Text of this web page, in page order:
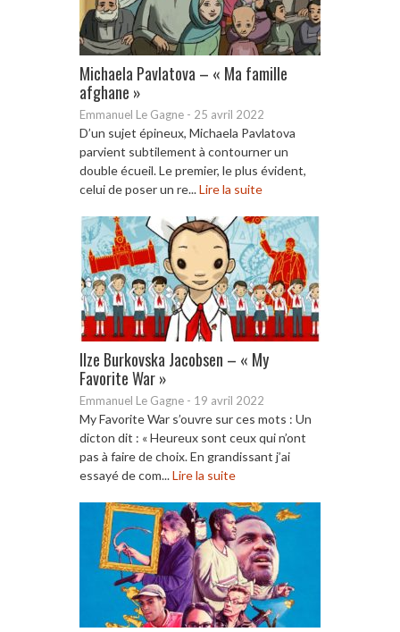
Michaela Pavlatova – « Ma famille
afghane »
Emmanuel Le Gagne - 25 avril 2022
D’un sujet épineux, Michaela Pavlatova
parvient subtilement à contourner un
double écueil. Le premier, le plus évident,
celui de poser un re...Lire la suite
Ilze Burkovska Jacobsen – « My
Favorite War »
Emmanuel Le Gagne - 19 avril 2022
My Favorite War s’ouvre sur ces mots : Un
dicton dit : « Heureux sont ceux qui n’ont
pas à faire de choix. En grandissant j’ai
essayé de com...Lire la suite